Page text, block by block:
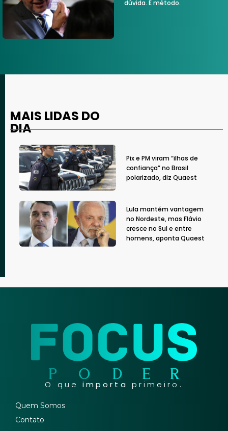
dúvida. É método.
MAIS LIDAS DO
DIA
Pix e PM viram “ilhas de
confiança” no Brasil
polarizado, diz Quaest
Lula mantém vantagem
no Nordeste, mas Flávio
cresce no Sul e entre
homens, aponta Quaest
O que importa primeiro.
Quem Somos
Contato